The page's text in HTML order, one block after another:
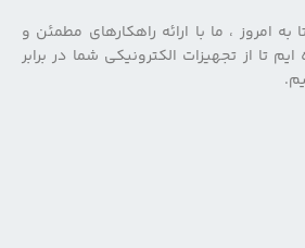
تأسیس (۱۳۸۳) تا به امروز ، ما با ارائه راهکارهای مطمئن و
ایم تا از تجهیزات الکترونیکی شما در برابر